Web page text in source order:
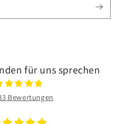
für uns sprechen
Bewertungen